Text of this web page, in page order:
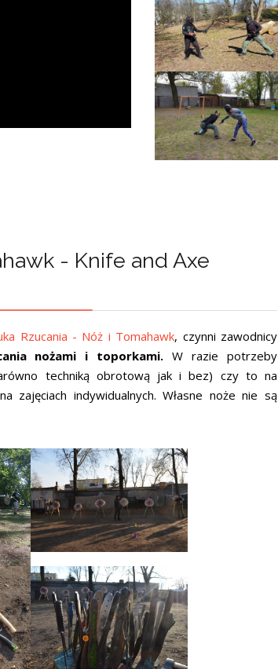
- Knife and Axe
Rzucania - Nóż i Tomahawk, czynni zawodnicy
nożami i toporkami. W razie potrzeby
techniką obrotową jak i bez) czy to na
zajęciach indywidualnych. Własne noże nie są